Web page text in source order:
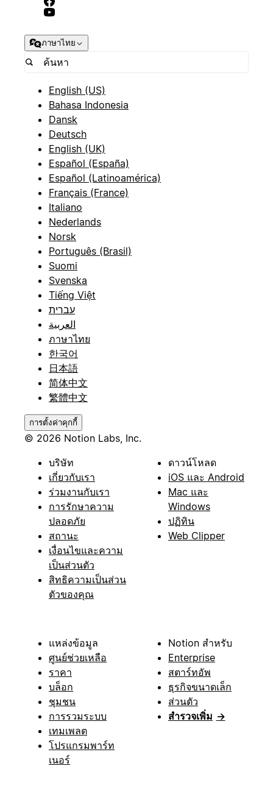
ภาษาไทย
English (US)
Bahasa Indonesia
Dansk
Deutsch
English (UK)
Español (España)
Español (Latinoamérica)
Français (France)
Italiano
Nederlands
Norsk
Português (Brasil)
Suomi
Svenska
Tiếng Việt
עברית
العربية
ภาษาไทย
한국어
日本語
简体中文
繁體中文
การตั้งค่าคุกกี้
© 2026 Notion Labs, Inc.
บริษัท
เกี่ยวกับเรา
ร่วมงานกับเรา
การรักษาความ
ปลอดภัย
สถานะ
เงื่อนไขและความ
เป็นส่วนตัว
สิทธิความเป็นส่วน
ตัวของคุณ
ดาวน์โหลด
iOS และ Android
Mac และ
Windows
ปฏิทิน
Web Clipper
แหล่งข้อมูล
ศูนย์ช่วยเหลือ
ราคา
บล็อก
ชุมชน
การรวมระบบ
เทมเพลต
โปรแกรมพาร์ท
เนอร์
Notion สำหรับ
Enterprise
สตาร์ทอัพ
ธุรกิจขนาดเล็ก
ส่วนตัว
สำรวจเพิ่ม →